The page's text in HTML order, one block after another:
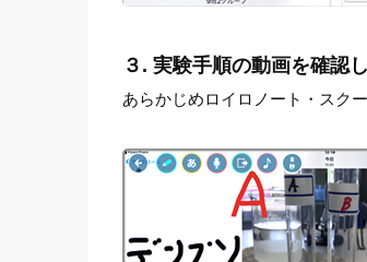
３. 実験手順の動画を確認
あらかじめロイロノート・スク